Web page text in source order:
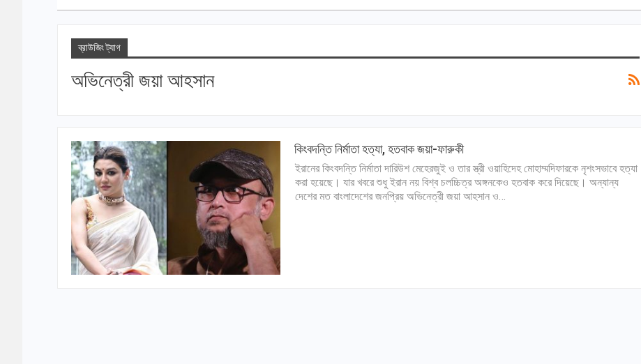
ব্রাউজিং ট্যাগ
অভিনেত্রী জয়া আহসান
কিংবদন্তি নির্মাতা হত্যা, হতবাক জয়া-ফারুকী
ইরানের কিংবদন্তি নির্মাতা দারিউশ মেহেরজুই ও তার স্ত্রী ওয়াহিদেহ মোহাম্মদিফারকে নৃশংসভাবে হত্যা
করা হয়েছে। যার খবরে শুধু ইরান নয় বিশ্ব চলচ্চিত্র অঙ্গনকেও হতবাক করে দিয়েছে। অন্যান্য
দেশের মত বাংলাদেশের জনপ্রিয় অভিনেত্রী জয়া আহসান ও…